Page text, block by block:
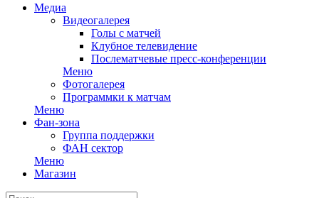
Медиа
Видеогалерея
Голы с матчей
Клубное телевидение
Послематчевые пресс-конференции
Меню
Фотогалерея
Программки к матчам
Меню
Фан-зона
Группа поддержки
ФАН сектор
Меню
Магазин